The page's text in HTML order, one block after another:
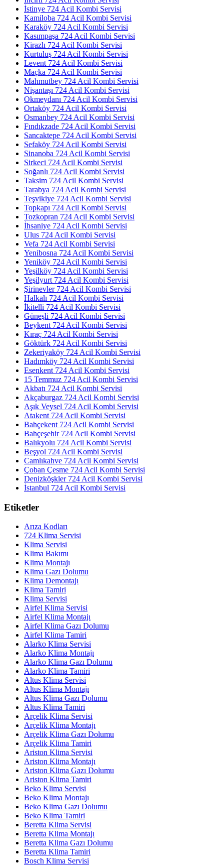
İstinye 724 Acil Kombi Servisi
Kamiloba 724 Acil Kombi Servisi
Karaköy 724 Acil Kombi Servisi
Kasımpaşa 724 Acil Kombi Servisi
Kirazlı 724 Acil Kombi Servisi
Kurtuluş 724 Acil Kombi Servisi
Levent 724 Acil Kombi Servisi
Maçka 724 Acil Kombi Servisi
Mahmutbey 724 Acil Kombi Servisi
Nişantaşı 724 Acil Kombi Servisi
Okmeydanı 724 Acil Kombi Servisi
Ortaköy 724 Acil Kombi Servisi
Osmanbey 724 Acil Kombi Servisi
Fındıkzade 724 Acil Kombi Servisi
Sancaktepe 724 Acil Kombi Servisi
Sefaköy 724 Acil Kombi Servisi
Sinanoba 724 Acil Kombi Servisi
Sirkeci 724 Acil Kombi Servisi
Soğanlı 724 Acil Kombi Servisi
Taksim 724 Acil Kombi Servisi
Tarabya 724 Acil Kombi Servisi
Teşvikiye 724 Acil Kombi Servisi
Topkapı 724 Acil Kombi Servisi
Tozkopran 724 Acil Kombi Servisi
İhsaniye 724 Acil Kombi Servisi
Ulus 724 Acil Kombi Servisi
Vefa 724 Acil Kombi Servisi
Yenibosna 724 Acil Kombi Servisi
Yeniköy 724 Acil Kombi Servisi
Yeşilköy 724 Acil Kombi Servisi
Yeşilyurt 724 Acil Kombi Servisi
Şirinevler 724 Acil Kombi Servisi
Halkalı 724 Acil Kombi Servisi
İkitelli 724 Acil Kombi Servisi
Güneşli 724 Acil Kombi Servisi
Beykent 724 Acil Kombi Servisi
Kıraç 724 Acil Kombi Servisi
Göktürk 724 Acil Kombi Servisi
Zekeriyaköy 724 Acil Kombi Servisi
Hadımköy 724 Acil Kombi Servisi
Esenkent 724 Acil Kombi Servisi
15 Temmuz 724 Acil Kombi Servisi
Akbatı 724 Acil Kombi Servisi
Akçaburgaz 724 Acil Kombi Servisi
Aşık Veysel 724 Acil Kombi Servisi
Atakent 724 Acil Kombi Servisi
Bahçekent 724 Acil Kombi Servisi
Bahçeşehir 724 Acil Kombi Servisi
Balıkyolu 724 Acil Kombi Servisi
Beşyol 724 Acil Kombi Servisi
Camlıkahve 724 Acil Kombi Servisi
Çoban Çesme 724 Acil Kombi Servisi
Denizköşkler 724 Acil Kombi Servisi
İstanbul 724 Acil Kombi Servisi
Etiketler
Arıza Kodları
724 Klima Servisi
Klima Servisi
Klima Bakımı
Klima Montajı
Klima Gazı Dolumu
Klima Demontajı
Klima Tamiri
Klima Servisi
Airfel Klima Servisi
Airfel Klima Montajı
Airfel Klima Gazı Dolumu
Airfel Klima Tamiri
Alarko Klima Servisi
Alarko Klima Montajı
Alarko Klima Gazı Dolumu
Alarko Klima Tamiri
Altus Klima Servisi
Altus Klima Montajı
Altus Klima Gazı Dolumu
Altus Klima Tamiri
Arçelik Klima Servisi
Arçelik Klima Montajı
Arçelik Klima Gazı Dolumu
Arçelik Klima Tamiri
Ariston Klima Servisi
Ariston Klima Montajı
Ariston Klima Gazı Dolumu
Ariston Klima Tamiri
Beko Klima Servisi
Beko Klima Montajı
Beko Klima Gazı Dolumu
Beko Klima Tamiri
Beretta Klima Servisi
Beretta Klima Montajı
Beretta Klima Gazı Dolumu
Beretta Klima Tamiri
Bosch Klima Servisi